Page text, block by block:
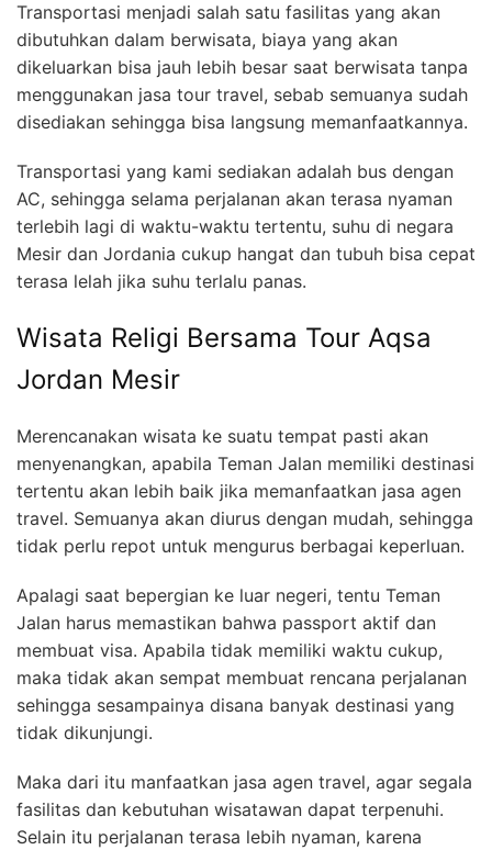
Transportasi menjadi salah satu fasilitas yang akan
dibutuhkan dalam berwisata, biaya yang akan
dikeluarkan bisa jauh lebih besar saat berwisata tanpa
menggunakan jasa tour travel, sebab semuanya sudah
disediakan sehingga bisa langsung memanfaatkannya.
Transportasi yang kami sediakan adalah bus dengan
AC, sehingga selama perjalanan akan terasa nyaman
terlebih lagi di waktu-waktu tertentu, suhu di negara
Mesir dan Jordania cukup hangat dan tubuh bisa cepat
terasa lelah jika suhu terlalu panas.
Wisata Religi Bersama Tour Aqsa
Jordan Mesir
Merencanakan wisata ke suatu tempat pasti akan
menyenangkan, apabila Teman Jalan memiliki destinasi
tertentu akan lebih baik jika memanfaatkan jasa agen
travel. Semuanya akan diurus dengan mudah, sehingga
tidak perlu repot untuk mengurus berbagai keperluan.
Apalagi saat bepergian ke luar negeri, tentu Teman
Jalan harus memastikan bahwa passport aktif dan
membuat visa. Apabila tidak memiliki waktu cukup,
maka tidak akan sempat membuat rencana perjalanan
sehingga sesampainya disana banyak destinasi yang
tidak dikunjungi.
Maka dari itu manfaatkan jasa agen travel, agar segala
fasilitas dan kebutuhan wisatawan dapat terpenuhi.
Selain itu perjalanan terasa lebih nyaman, karena